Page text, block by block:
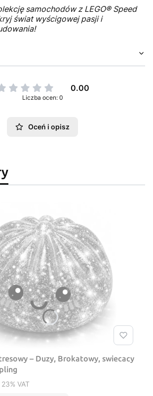
samochodów z LEGO® Speed
świat wyścigowej pasji i
0.00
Liczba ocen: 0
Oceń i opisz
– Duzy, Brokatowy, swiecacy
VAT
23% VAT